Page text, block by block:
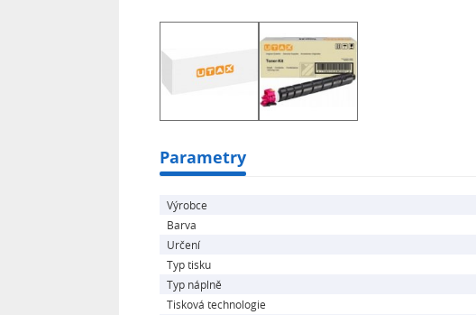
Parametry
Výrobce
Barva
Určení
Typ tisku
Typ náplně
Tisková technologie